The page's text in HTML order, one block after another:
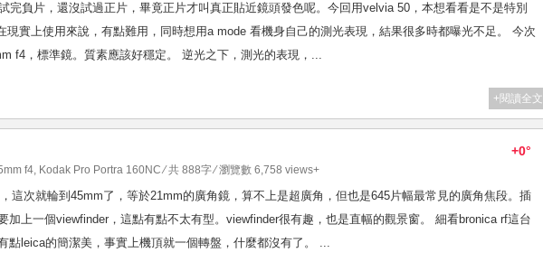
完負片，還沒試過正片，畢竟正片才叫真正貼近鏡頭發色呢。今回用velvia 50，本想看看是不是特別
現實上使用來說，有點難用，同時想用a mode 看機身自己的測光表現，結果很多時都曝光不足。 今次
f4，標準鏡。質素應該好穩定。 逆光之下，測光的表現，...
+閱讀全文
+0°
f4, Kodak Pro Portra 160NC⁄ 共 888字 ⁄ 瀏覽數 6,758 views+
這次就輪到45mm了，等於21mm的廣角鏡，算不上是超廣角，但也是645片幅最常見的廣角焦段。插
加上一個viewfinder，這點有點不太有型。viewfinder很有趣，也是直幅的觀景窗。 細看bronica rf這台
點leica的簡潔美，事實上機頂就一個轉盤，什麼都沒有了。 ...